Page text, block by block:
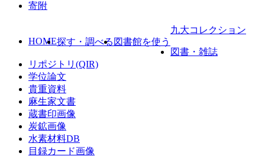
寄附
HOME探す・調べる 図書館を使う
九大コレクション
図書・雑誌
リポジトリ(QIR)
学位論文
貴重資料
麻生家文書
蔵書印画像
炭鉱画像
水素材料DB
目録カード画像